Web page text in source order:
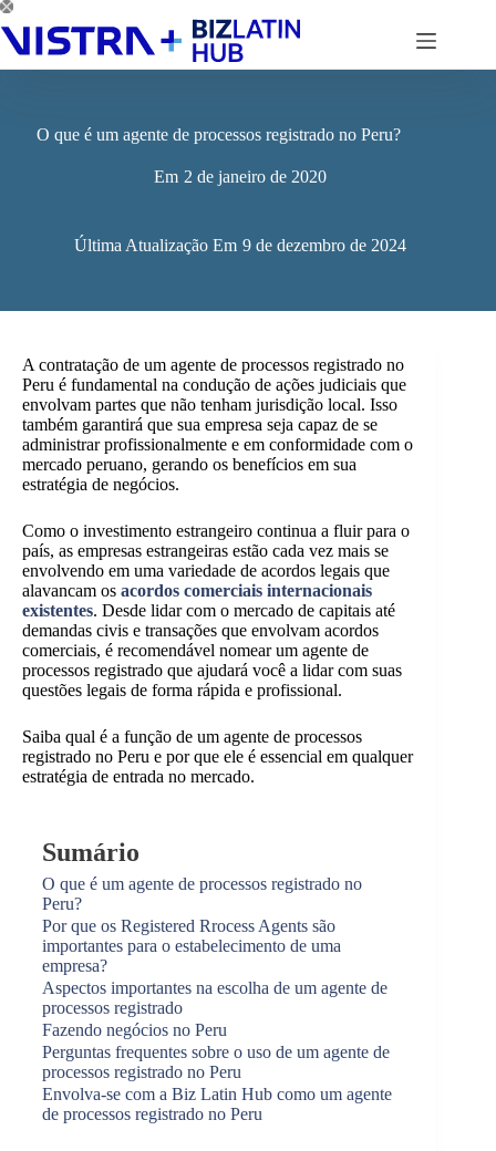
Pular
para
conteúdo
O que é um agente de processos registrado no Peru?
Em 2 de janeiro de 2020
Última Atualização Em 9 de dezembro de 2024
A contratação de um agente de processos registrado no
Peru é fundamental na condução de ações judiciais que
envolvam partes que não tenham jurisdição local. Isso
também garantirá que sua empresa seja capaz de se
administrar profissionalmente e em conformidade com o
mercado peruano, gerando os benefícios em sua
estratégia de negócios.
Como o investimento estrangeiro continua a fluir para o
país, as empresas estrangeiras estão cada vez mais se
envolvendo em uma variedade de acordos legais que
alavancam os acordos comerciais internacionais
existentes. Desde lidar com o mercado de capitais até
demandas civis e transações que envolvam acordos
comerciais, é recomendável nomear um agente de
processos registrado que ajudará você a lidar com suas
questões legais de forma rápida e profissional.
Saiba qual é a função de um agente de processos
registrado no Peru e por que ele é essencial em qualquer
estratégia de entrada no mercado.
Sumário
O que é um agente de processos registrado no
Peru?
Por que os Registered Rrocess Agents são
importantes para o estabelecimento de uma
empresa?
Aspectos importantes na escolha de um agente de
processos registrado
Fazendo negócios no Peru
Perguntas frequentes sobre o uso de um agente de
processos registrado no Peru
Envolva-se com a Biz Latin Hub como um agente
de processos registrado no Peru